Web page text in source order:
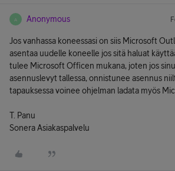
A Anonymous
Jos vanhassa koneessasi on siis Microsoft
asentaa uudelle koneelle jos sitä haluat
tulee Microsoft Officen mukana, joten jos
asennuslevyt tallessa, onnistunee asennus
tapauksessa voinee ohjelman ladata myös
T. Panu
Sonera Asiakaspalvelu